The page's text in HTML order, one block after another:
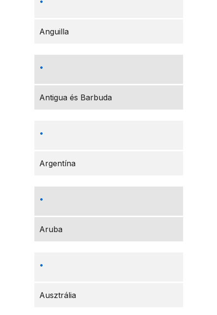
Anguilla
Antigua és Barbuda
Argentína
Aruba
Ausztrália